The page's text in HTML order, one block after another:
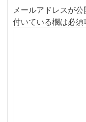
メールアドレスが公
付いている欄は必須